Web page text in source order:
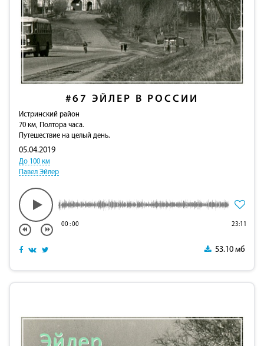
#67 ЭЙЛЕР В РОССИИ
Истринский район
70 км, Полтора часа.
Путешествие на целый день.
05.04.2019
До 100 км
Павел Эйлер
00:00 23:11
53.10 мб